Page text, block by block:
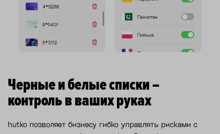
Черные и белые списки –
контроль в ваших руках
hutko позволяет бизнесу гибко управлять рисками с